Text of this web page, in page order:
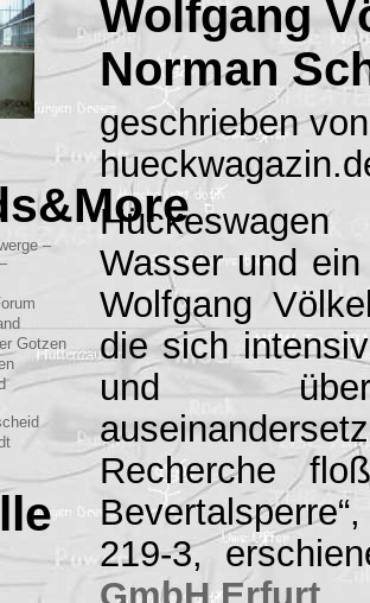
–
Gotzen
Wolfgang
Norman
geschrieben
Wasser und
Wolfgang
die sich
und über
Recherche
219-3,
GmbH Erfurt.